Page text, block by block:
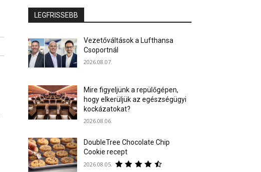
LEGFRISSEBB
Vezetőváltások a Lufthansa
Csoportnál
2026.08.07.
Mire figyeljünk a repülőgépen,
hogy elkerüljük az egészségügyi
kockázatokat?
2026.08.06.
DoubleTree Chocolate Chip
Cookie recept
2026.08.05.